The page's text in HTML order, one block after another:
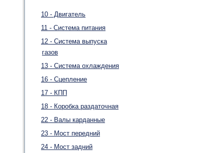
10 - Двигатель
11 - Система питания
12 - Система выпуска
газов
13 - Система охлаждения
16 - Сцепление
17 - КПП
18 - Коробка раздаточная
22 - Валы карданные
23 - Мост передний
24 - Мост задний